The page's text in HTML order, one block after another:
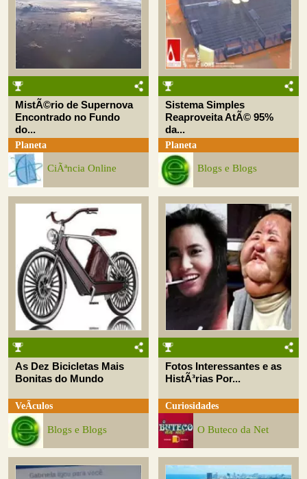
MistÃ©rio de Supernova
Encontrado no Fundo
do...
Planeta
CiÃªncia Online
Sistema Simples
Reaproveita AtÃ© 95%
da...
Planeta
Blogs e Blogs
As Dez Bicicletas Mais
Bonitas do Mundo
VeÃ­culos
Blogs e Blogs
Fotos Interessantes e as
HistÃ³rias Por...
Curiosidades
O Buteco da Net